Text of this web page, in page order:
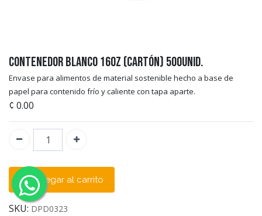
Contenedor Blanco 16oz (Cartón) 500unid.
Envase para alimentos de material sostenible hecho a base de
papel para contenido frío y caliente con tapa aparte.
¢ 0.00
Agregar al carrito
SKU: DPD0323